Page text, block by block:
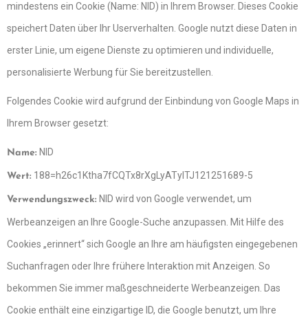
mindestens ein Cookie (Name: NID) in Ihrem Browser. Dieses Cookie
speichert Daten über Ihr Userverhalten. Google nutzt diese Daten in
erster Linie, um eigene Dienste zu optimieren und individuelle,
personalisierte Werbung für Sie bereitzustellen.
Folgendes Cookie wird aufgrund der Einbindung von Google Maps in
Ihrem Browser gesetzt:
Name: NID
Wert: 188=h26c1Ktha7fCQTx8rXgLyATyITJ121251689-5
Verwendungszweck: NID wird von Google verwendet, um
Werbeanzeigen an Ihre Google-Suche anzupassen. Mit Hilfe des
Cookies „erinnert“ sich Google an Ihre am häufigsten eingegebenen
Suchanfragen oder Ihre frühere Interaktion mit Anzeigen. So
bekommen Sie immer maßgeschneiderte Werbeanzeigen. Das
Cookie enthält eine einzigartige ID, die Google benutzt, um Ihre